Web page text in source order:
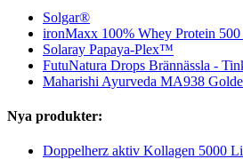
Solgar®
ironMaxx 100% Whey Protein 500
Solaray Papaya-Plex™
FutuNatura Drops Brännässla -
Maharishi Ayurveda MA938
Nya produkter:
Doppelherz aktiv Kollagen 5000